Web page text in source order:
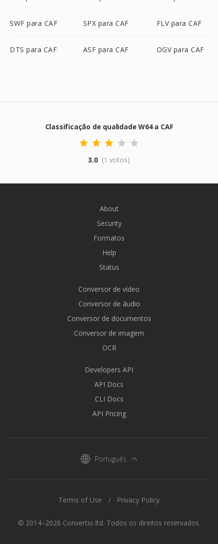
SWF para CAF SPX para CAF FLV para CAF
DTS para CAF ASF para CAF OGV para CAF
Classificação de qualidade W64 a CAF
3.0 (1 votos)
About
Security
Formatos
Help
Status
Conversor de vídeo
Conversor de áudio
Conversor de documentos
Conversor de imagem
OCR
Developers API
API Docs
CLI Docs
API Pricing
Português
© 2014–2026 Convertio ltd. Todos os direitos reservados.
Terms of Use Privacy Policy